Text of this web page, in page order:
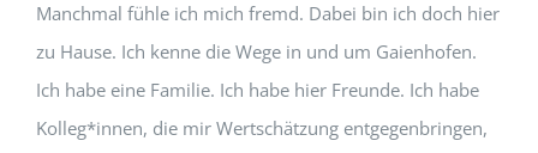
Manchmal fühle ich mich fremd. Dabei bin ich doch hier
zu Hause. Ich kenne die Wege in und um Gaienhofen.
Ich habe eine Familie. Ich habe hier Freunde. Ich habe
Kolleg*innen, die mir Wertschätzung entgegenbringen,